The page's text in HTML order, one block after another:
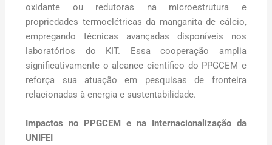
oxidante ou redutoras na microestrutura e
propriedades termoelétricas da manganita de cálcio,
empregando técnicas avançadas disponíveis nos
laboratórios do KIT. Essa cooperação amplia
significativamente o alcance científico do PPGCEM e
reforça sua atuação em pesquisas de fronteira
relacionadas à energia e sustentabilidade.
Impactos no PPGCEM e na Internacionalização da
UNIFEI